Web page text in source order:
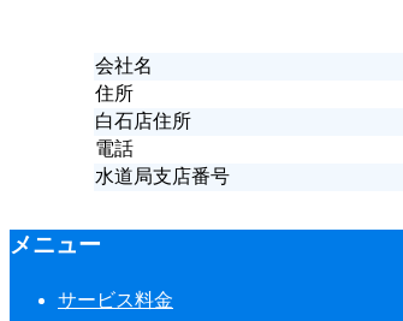
会社名
住所
白石店住所
電話
水道局支店番号
メニュー
サービス料金